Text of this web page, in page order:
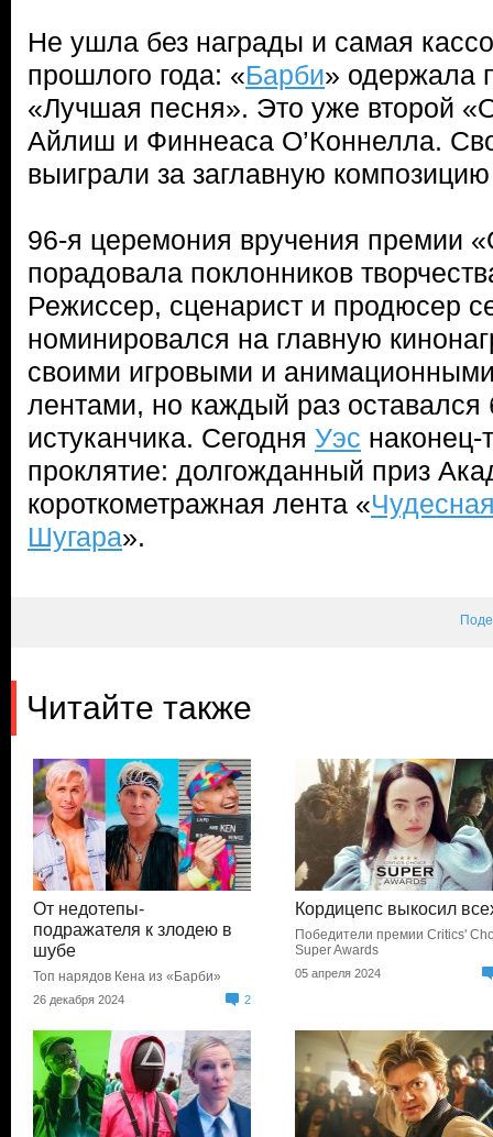
Не ушла без награды и самая
прошлого года: «Барби» одержала
«Лучшая песня». Это уже второй
Айлиш и Финнеаса О’Коннелла.
выиграли за заглавную
96-я церемония вручения премии
порадовала поклонников
Режиссер, сценарист и продюсер
номинировался на главную
своими игровыми и
лентами, но каждый раз оставался
истуканчика. Сегодня Уэс наконец-
проклятие: долгожданный приз
короткометражная лента «
Шугара».
Читайте также
От недотепы-
подражателя к злодею в
шубе
Топ нарядов Кена из «Барби»
26 декабря 2024 2
Кордицепс выкосил
Победители премии Critics'
Super Awards
05 апреля 2024